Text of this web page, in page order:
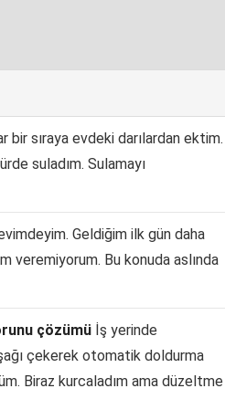
bir sıraya evdeki darılardan ektim.
suladım. Sulamayı
Geldiğim ilk gün daha
veremiyorum. Bu konuda aslında
çözümü İş yerinde
çekerek otomatik doldurma
Biraz kurcaladım ama düzeltme